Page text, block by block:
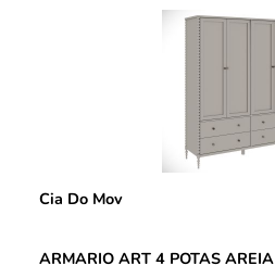
Cia Do Mov
ARMARIO ART 4 POTAS AREIA